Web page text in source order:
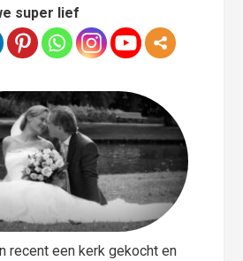
super lief
recent een kerk gekocht en